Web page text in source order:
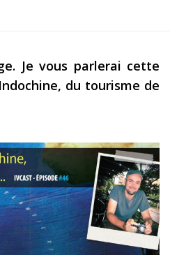
voyage
Je vous parlerai cette
du tourisme de